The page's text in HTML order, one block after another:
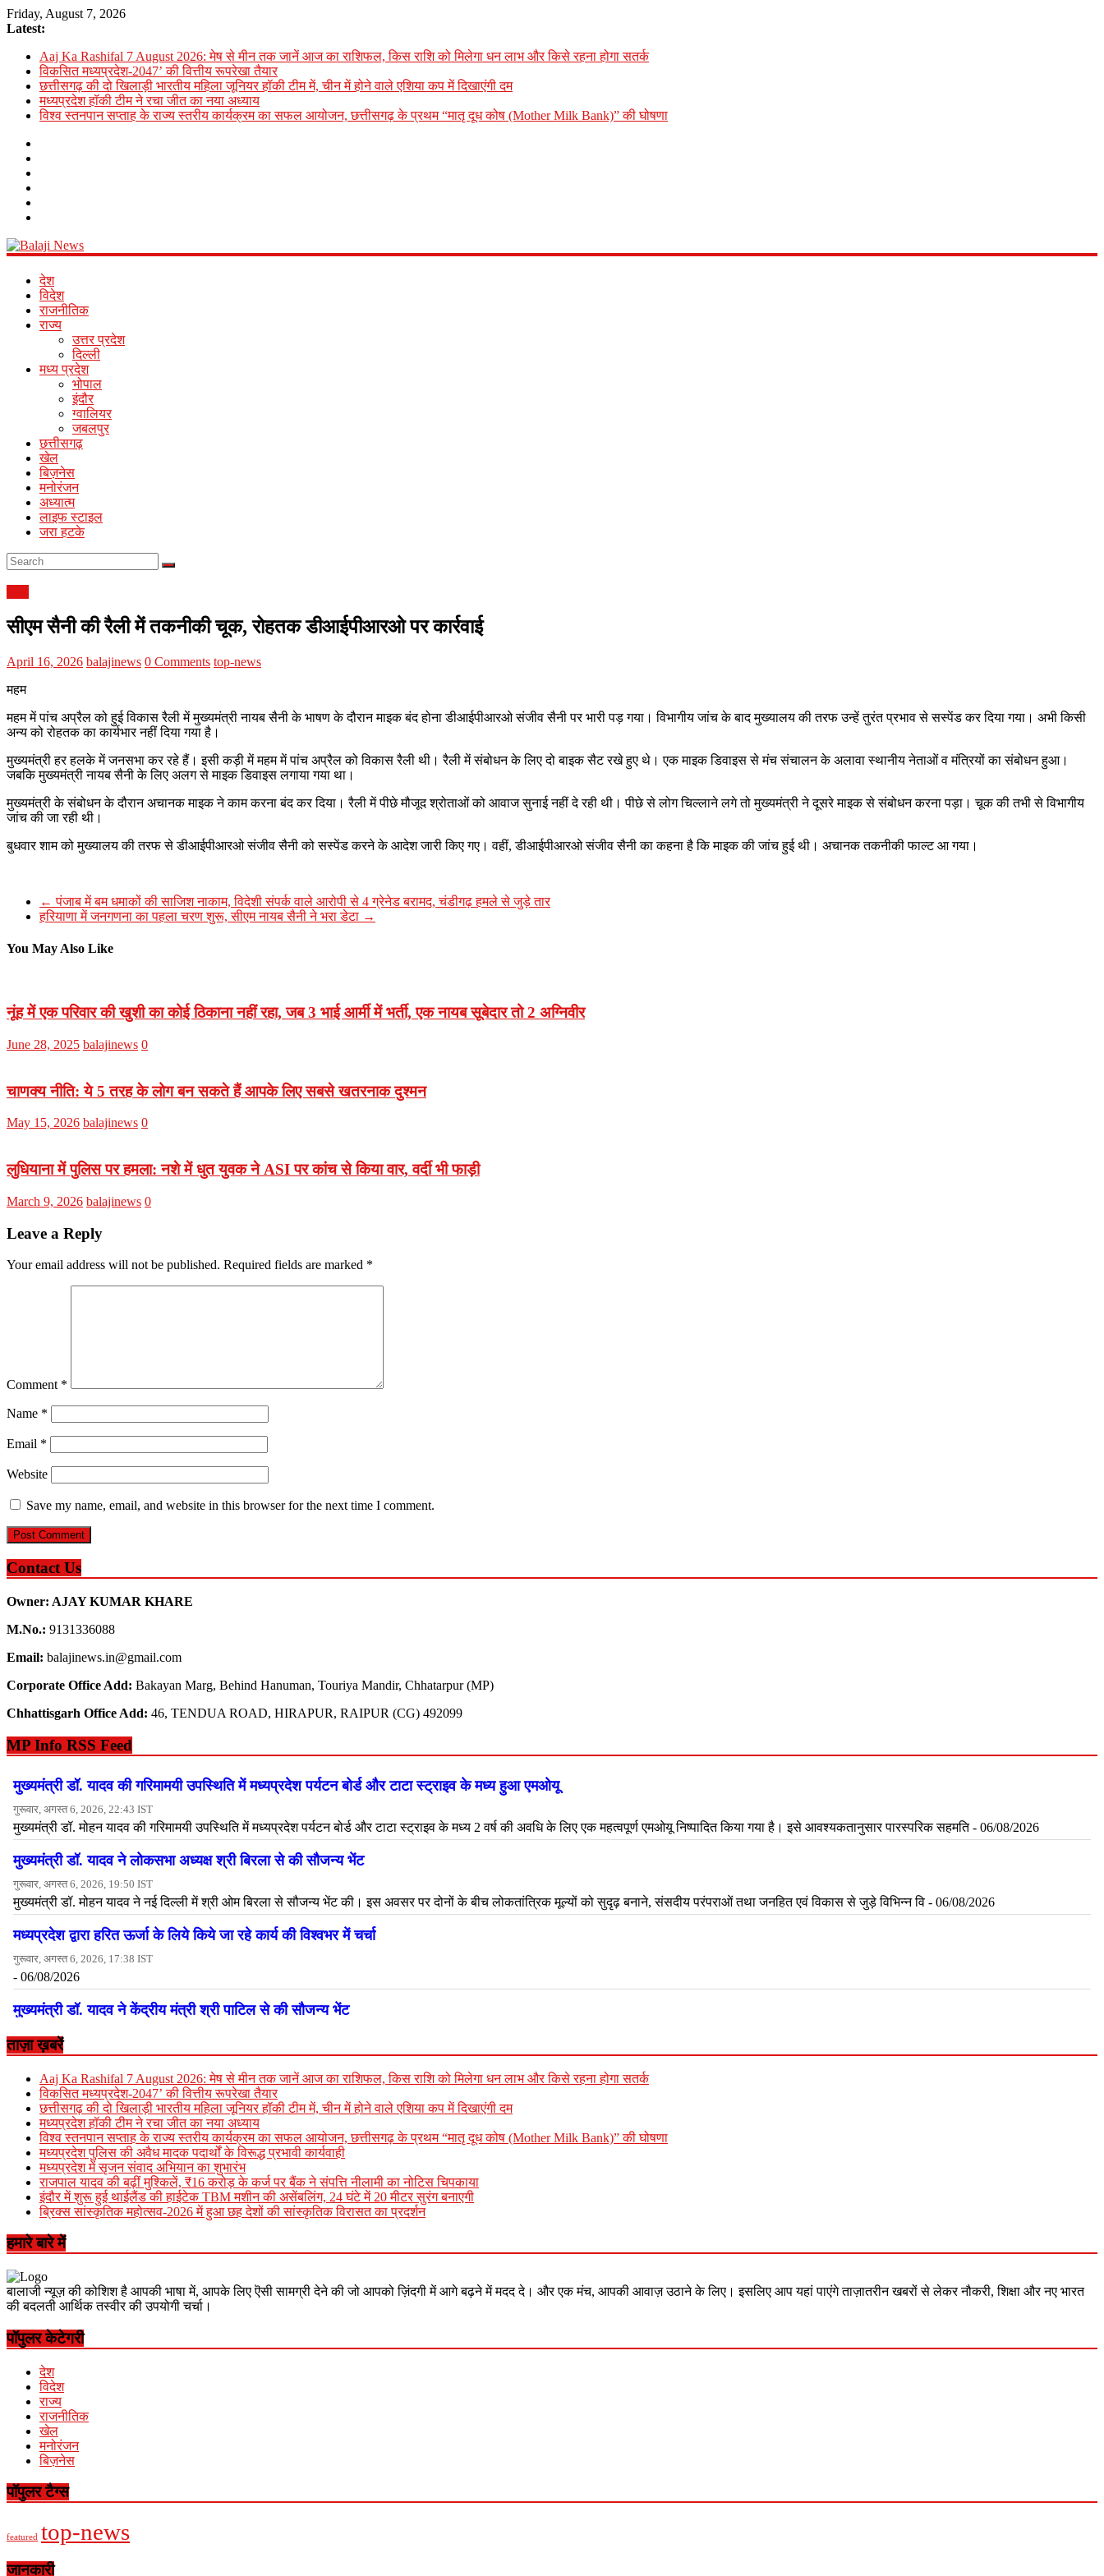
Friday, August 7, 2026
Latest:
Aaj Ka Rashifal 7 August 2026: मेष से मीन तक जानें आज का राशिफल, किस राशि को मिलेगा धन लाभ और किसे रहना होगा सतर्क
विकसित मध्यप्रदेश-2047’ की वित्तीय रूपरेखा तैयार
छत्तीसगढ़ की दो खिलाड़ी भारतीय महिला जूनियर हॉकी टीम में, चीन में होने वाले एशिया कप में दिखाएंगी दम
मध्यप्रदेश हॉकी टीम ने रचा जीत का नया अध्याय
विश्व स्तनपान सप्ताह के राज्य स्तरीय कार्यक्रम का सफल आयोजन, छत्तीसगढ़ के प्रथम “मातृ दूध कोष (Mother Milk Bank)” की घोषणा
Balaji
News
Online
Portal
देश
विदेश
राजनीतिक
राज्य
उत्तर प्रदेश
दिल्ली
मध्य प्रदेश
भोपाल
इंदौर
ग्वालियर
जबलपुर
छत्तीसगढ़
खेल
बिज़नेस
मनोरंजन
अध्यात्म
लाइफ स्टाइल
जरा हटके
सीएम सैनी की रैली में तकनीकी चूक, रोहतक डीआईपीआरओ पर कार्रवाई
April 16, 2026 balajinews 0 Comments top-news
महम
महम में पांच अप्रैल को हुई विकास रैली में मुख्यमंत्री नायब सैनी के भाषण के दौरान माइक बंद होना डीआईपीआरओ संजीव सैनी पर भारी पड़ गया। विभागीय जांच के बाद मुख्यालय की तरफ उन्हें तुरंत प्रभाव से सस्पेंड कर दिया गया। अभी किसी
अन्य को रोहतक का कार्यभार नहीं दिया गया है।
मुख्यमंत्री हर हलके में जनसभा कर रहे हैं। इसी कड़ी में महम में पांच अप्रैल को विकास रैली थी। रैली में संबोधन के लिए दो बाइक सैट रखे हुए थे। एक माइक डिवाइस से मंच संचालन के अलावा स्थानीय नेताओं व मंत्रियों का संबोधन हुआ।
जबकि मुख्यमंत्री नायब सैनी के लिए अलग से माइक डिवाइस लगाया गया था।
मुख्यमंत्री के संबोधन के दौरान अचानक माइक ने काम करना बंद कर दिया। रैली में पीछे मौजूद श्रोताओं को आवाज सुनाई नहीं दे रही थी। पीछे से लोग चिल्लाने लगे तो मुख्यमंत्री ने दूसरे माइक से संबोधन करना पड़ा। चूक की तभी से विभागीय
जांच की जा रही थी।
बुधवार शाम को मुख्यालय की तरफ से डीआईपीआरओ संजीव सैनी को सस्पेंड करने के आदेश जारी किए गए। वहीं, डीआईपीआरओ संजीव सैनी का कहना है कि माइक की जांच हुई थी। अचानक तकनीकी फाल्ट आ गया।
← पंजाब में बम धमाकों की साजिश नाकाम, विदेशी संपर्क वाले आरोपी से 4 ग्रेनेड बरामद, चंडीगढ़ हमले से जुड़े तार
हरियाणा में जनगणना का पहला चरण शुरू, सीएम नायब सैनी ने भरा डेटा →
You May Also Like
नूंह में एक परिवार की खुशी का कोई ठिकाना नहीं रहा, जब 3 भाई आर्मी में भर्ती, एक नायब सूबेदार तो 2 अग्निवीर
June 28, 2025 balajinews 0
चाणक्य नीति: ये 5 तरह के लोग बन सकते हैं आपके लिए सबसे खतरनाक दुश्मन
May 15, 2026 balajinews 0
लुधियाना में पुलिस पर हमला: नशे में धुत युवक ने ASI पर कांच से किया वार, वर्दी भी फाड़ी
March 9, 2026 balajinews 0
Leave a Reply
Your email address will not be published. Required fields are marked *
Comment *
Name *
Email *
Website
Save my name, email, and website in this browser for the next time I comment.
Contact Us
Owner: AJAY KUMAR KHARE
M.No.: 9131336088
Email: balajinews.in@gmail.com
Corporate Office Add: Bakayan Marg, Behind Hanuman, Touriya Mandir, Chhatarpur (MP)
Chhattisgarh Office Add: 46, TENDUA ROAD, HIRAPUR, RAIPUR (CG) 492099
MP Info RSS Feed
ताज़ा ख़बरें
Aaj Ka Rashifal 7 August 2026: मेष से मीन तक जानें आज का राशिफल, किस राशि को मिलेगा धन लाभ और किसे रहना होगा सतर्क
विकसित मध्यप्रदेश-2047’ की वित्तीय रूपरेखा तैयार
छत्तीसगढ़ की दो खिलाड़ी भारतीय महिला जूनियर हॉकी टीम में, चीन में होने वाले एशिया कप में दिखाएंगी दम
मध्यप्रदेश हॉकी टीम ने रचा जीत का नया अध्याय
विश्व स्तनपान सप्ताह के राज्य स्तरीय कार्यक्रम का सफल आयोजन, छत्तीसगढ़ के प्रथम “मातृ दूध कोष (Mother Milk Bank)” की घोषणा
मध्यप्रदेश पुलिस की अवैध मादक पदार्थों के विरूद्ध प्रभावी कार्यवाही
मध्यप्रदेश में सृजन संवाद अभियान का शुभारंभ
राजपाल यादव की बढ़ीं मुश्किलें, ₹16 करोड़ के कर्ज पर बैंक ने संपत्ति नीलामी का नोटिस चिपकाया
इंदौर में शुरू हुई थाईलैंड की हाईटेक TBM मशीन की असेंबलिंग, 24 घंटे में 20 मीटर सुरंग बनाएगी
ब्रिक्स सांस्कृतिक महोत्सव-2026 में हुआ छह देशों की सांस्कृतिक विरासत का प्रदर्शन
हमारे बारे में
बालाजी न्यूज़ की कोशिश है आपकी भाषा में, आपके लिए ऎसी सामग्री देने की जो आपको ज़िंदगी में आगे बढ़ने में मदद दे। और एक मंच, आपकी आवाज़ उठाने के लिए। इसलिए आप यहां पाएंगे ताज़ातरीन खबरों से लेकर नौकरी, शिक्षा और नए भारत
की बदलती आर्थिक तस्वीर की उपयोगी चर्चा।
पॉपुलर केटेगरी
देश
विदेश
राज्य
राजनीतिक
खेल
मनोरंजन
बिज़नेस
पॉपुलर टैग्स
featured top-news
जानकारी